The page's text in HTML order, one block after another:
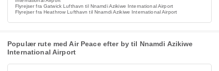
Flyrejser fra Gatwick Lufthavn til Nnamdi Azikiwe International Airport
Flyrejser fra Heathrow Lufthavn til Nnamdi Azikiwe International Airport
Populær rute med Air Peace efter by til Nnamdi Azikiwe
International Airport